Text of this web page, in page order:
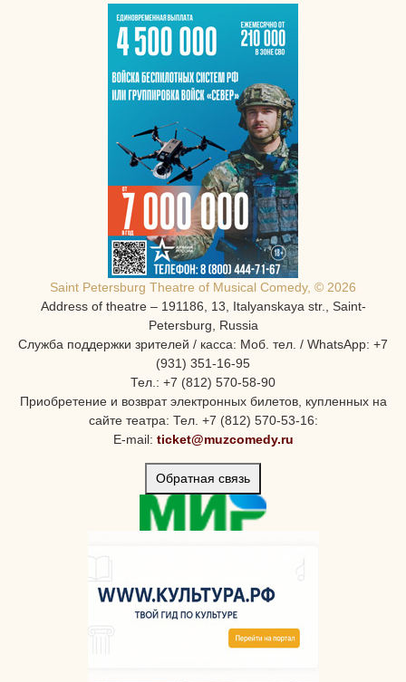
Saint Petersburg Theatre of Musical Comedy, © 2026
Address of theatre – 191186, 13, Italyanskaya str., Saint-
Petersburg, Russia
Служба поддержки зрителей / касса: Моб. тел. / WhatsApp: +7
(931) 351-16-95
Тел.: +7 (812) 570-58-90
Приобретение и возврат электронных билетов, купленных на
сайте театра: Тел. +7 (812) 570-53-16:
E-mail: ticket@muzcomedy.ru
Обратная связь